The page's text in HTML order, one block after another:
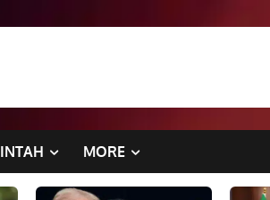
MORE